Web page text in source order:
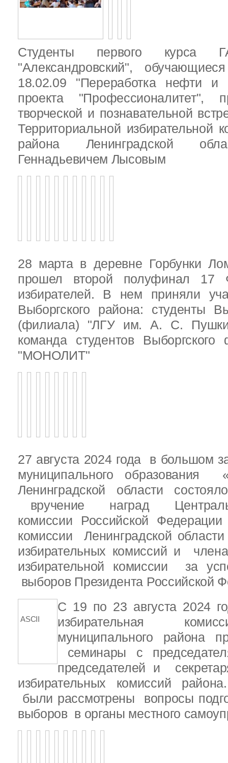
Студенты первого
"Александровский",
18.02.09 "Переработка нефти и
проекта "Профессионалитет",
творческой и познавательной
Территориальной избирательной
района Ленинградской
Геннадьевичем Лысовым
28 марта в деревне Горбунки
прошел второй полуфинал 17
избирателей. В нем приняли
Выборгского района: студенты
(филиала) "ЛГУ им. А. С.
команда студентов
"МОНОЛИТ"
27 августа 2024 года в большом
муниципального образования
Ленинградской области
вручение наград
комиссии Российской
комиссии Ленинградской
избирательных комиссий и
избирательной комиссии за
выборов Президента Российской
ASCII
С 19 по 23 августа 2024
избирательная
муниципального района
семинары с
председателей и
избирательных комиссий
были рассмотрены вопросы
выборов в органы местного